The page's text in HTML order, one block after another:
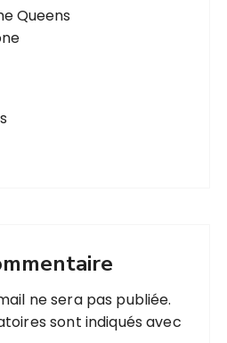
Queens
ne sera pas publiée.
sont indiqués avec